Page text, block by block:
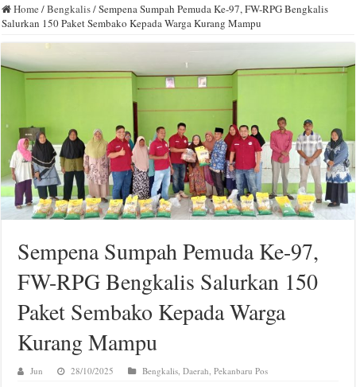
Home /Bengkalis/Sempena Sumpah Pemuda Ke-97, FW-RPG Bengkalis
Salurkan 150 Paket Sembako Kepada Warga Kurang Mampu
Sempena Sumpah Pemuda Ke-97,
FW-RPG Bengkalis Salurkan 150
Paket Sembako Kepada Warga
Kurang Mampu
Jun 28/10/2025 Bengkalis,Daerah,Pekanbaru Pos